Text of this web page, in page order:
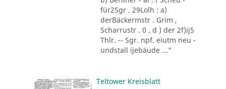
für2Sgr . 29Lolh : a)
derBäckermstr . Grim ,
Scharrustr . 0 . d ) der 2f)ij5
Thlr. -- Sgr. npf. eiutm neu -
undstall ijebäude ..."
Teltower Kreisblatt